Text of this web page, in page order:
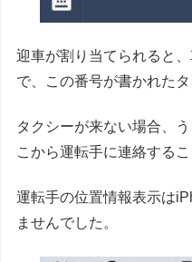
迎車が割り当てられると
で、この番号が書かれた
タクシーが来ない場合、
こから運転手に連絡するこ
運転手の位置情報表示は
ませんでした。